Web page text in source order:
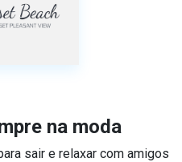
na moda
sair e relaxar com amigos